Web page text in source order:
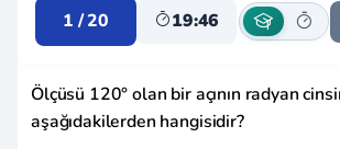
1 / 20 19:46
Ölçüsü 120° olan bir açının radyan
aşağıdakilerden hangisidir?